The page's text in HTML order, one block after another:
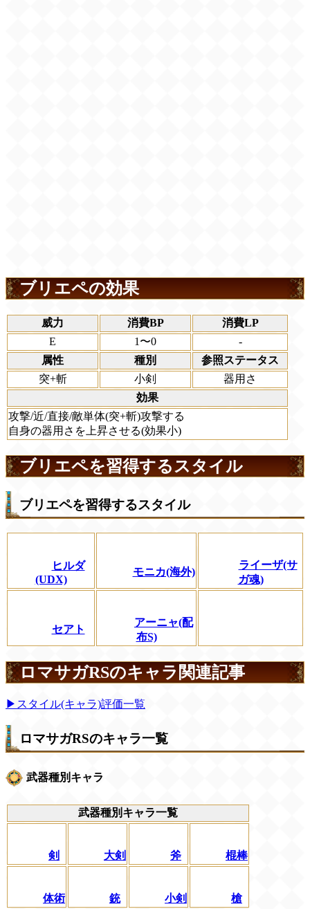
ブリエペの効果
威力 消費BP
消費LP
E
1〜0
-
属性
種別
参照ステータス
突+斬
小剣
器用さ
効果
攻撃/近/直接/敵単体(突+斬)攻撃する
自身の器用さを上昇させる(効果小)
ブリエペを習得するスタイル
ブリエペを習得するスタイル
ヒルダ
(UDX)
モニカ(海外)
ライーザ(サ
ガ魂)
セアト
アーニャ(配
布S)
ロマサガRSのキャラ関連記事
▶スタイル(キャラ)評価一覧
ロマサガRSのキャラ一覧
武器種別キャラ
武器種別キャラ一覧
剣 大剣 斧 棍棒
体術 銃 小剣 槍